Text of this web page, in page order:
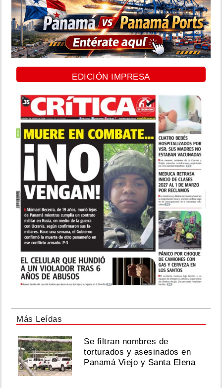
EDICIÓN IMPRESA
Más Leídas
Se filtran nombres de
torturados y asesinados en
Panamá Viejo y Santa Elena